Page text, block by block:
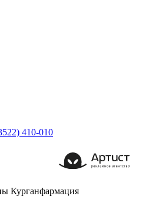
410-010
Курганфармация